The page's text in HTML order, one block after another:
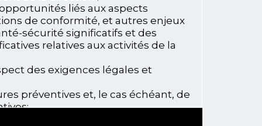
liés aux aspects
de conformité, et autres enjeux
sécurité significatifs et des
relatives aux activités de la
des exigences légales et
préventives et, le cas échéant, de
environnementale et de